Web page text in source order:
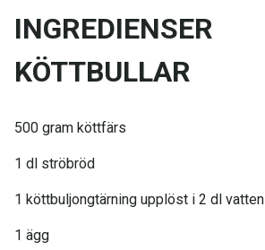
INGREDIENSER
KÖTTBULLAR
500 gram köttfärs
1 dl ströbröd
1 köttbuljongtärning upplöst i 2 dl vatten
1 ägg